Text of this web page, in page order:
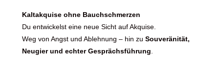
Kaltakquise ohne Bauchschmerzen
Du entwickelst eine neue Sicht auf Akquise.
Weg von Angst und Ablehnung – hin zu Souveränität,
Neugier und echter Gesprächsführung